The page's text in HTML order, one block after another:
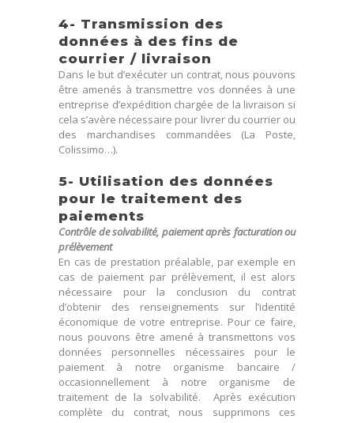
4- Transmission des
données à des fins de
courrier / livraison
Dans le but d’exécuter un contrat, nous pouvons
être amenés à transmettre vos données à une
entreprise d’expédition chargée de la livraison si
cela s’avère nécessaire pour livrer du courrier ou
des marchandises commandées (La Poste,
Colissimo…).
5- Utilisation des données
pour le traitement des
paiements
Contrôle de solvabilité, paiement après facturation ou
prélèvement
En cas de prestation préalable, par exemple en
cas de paiement par prélèvement, il est alors
nécessaire pour la conclusion du contrat
d’obtenir des renseignements sur l’identité
économique de votre entreprise. Pour ce faire,
nous pouvons être amené à transmettons vos
données personnelles nécessaires pour le
paiement à notre organisme bancaire /
occasionnellement à notre organisme de
traitement de la solvabilité. Après exécution
complète du contrat, nous supprimons ces